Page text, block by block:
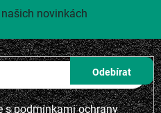
spodmínkami ochrany
novinkách